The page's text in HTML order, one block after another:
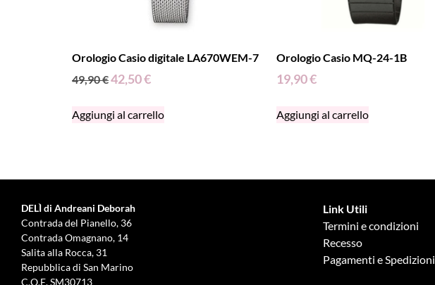
Orologio Casio digitale LA670WEM-7
49,90€42,50€
Aggiungi al carrello
Orologio Casio MQ-24-1B
19,90€
Aggiungi al carrello
DELÌ di Andreani Deborah
Contrada del Pianello, 36
Contrada Omagnano, 14
Salita alla Rocca, 31
Repubblica di San Marino
C.O.E. SM30713
Link Utili
Termini e condizioni
Recesso
Pagamenti e Spedizioni